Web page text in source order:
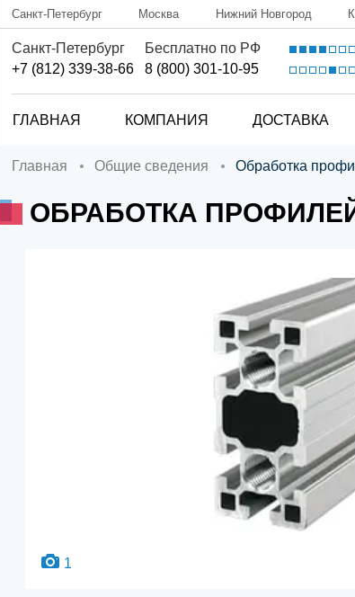
Санкт-Петербург Москва Нижний Новгород
Санкт-Петербург
+7 (812) 339-38-66
Бесплатно по РФ
8 (800) 301-10-95
ГЛАВНАЯ КОМПАНИЯ ДОСТАВКА
Главная Общие сведения Обработка
ОБРАБОТКА
1